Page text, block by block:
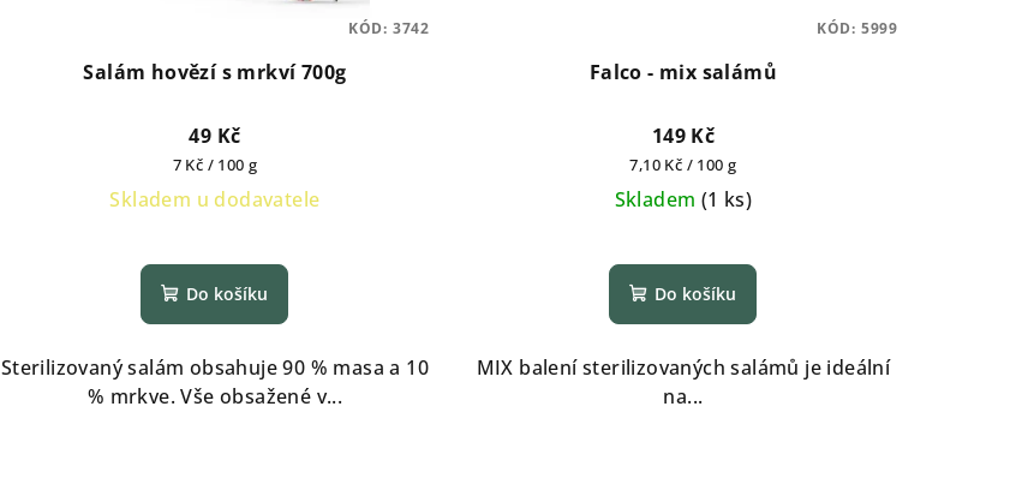
Salám hovězí s mrkví 700g
49 Kč
Měrná
cena:
7 Kč / 100 g
Skladem u dodavatele
Do košíku
Sterilizovaný salám obsahuje 90 % masa a 10
% mrkve. Vše obsažené v...
KÓD: 3742
Falco - mix salámů
149 Kč
Měrná
cena:
7,10 Kč / 100 g
Skladem (1 ks)
Do košíku
MIX balení sterilizovaných salámů je ideální
na...
KÓD: 5999